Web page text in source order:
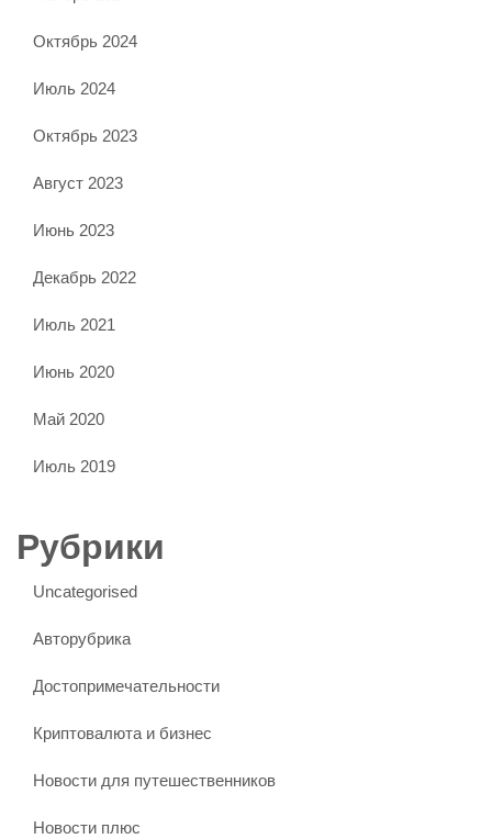
Октябрь 2024
Июль 2024
Октябрь 2023
Август 2023
Июнь 2023
Декабрь 2022
Июль 2021
Июнь 2020
Май 2020
Июль 2019
Рубрики
Uncategorised
Авторубрика
Достопримечательности
Криптовалюта и бизнес
Новости для путешественников
Новости плюс